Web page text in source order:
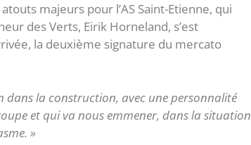
majeurs pour l’AS Saint-Etienne, qui
des Verts, Eirik Horneland, s’est
la deuxième signature du mercato
dans la construction, avec une personnalité
et qui va nous emmener, dans la situation
»